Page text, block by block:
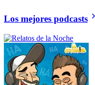
Los mejores podcasts